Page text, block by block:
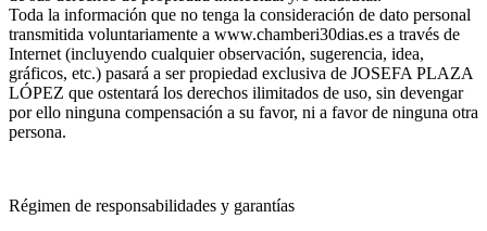
Toda la información que no tenga la consideración de dato personal
transmitida voluntariamente a www.chamberi30dias.es a través de
Internet (incluyendo cualquier observación, sugerencia, idea,
gráficos, etc.) pasará a ser propiedad exclusiva de JOSEFA PLAZA
LÓPEZ que ostentará los derechos ilimitados de uso, sin devengar
por ello ninguna compensación a su favor, ni a favor de ninguna otra
persona.
Régimen de responsabilidades y garantías